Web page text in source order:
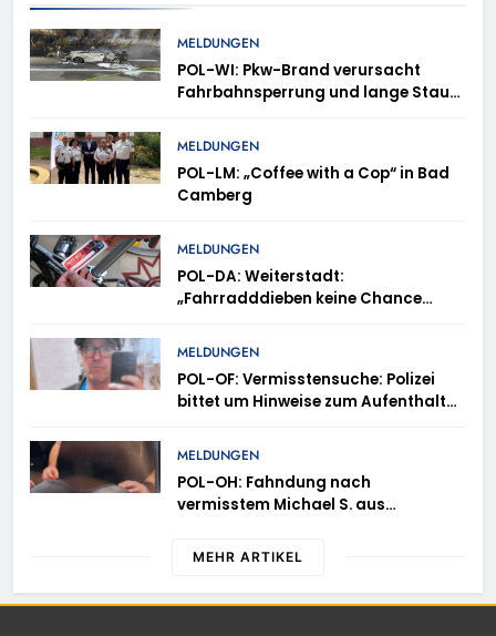
MELDUNGEN
POL-WI: Pkw-Brand verursacht
Fahrbahnsperrung und lange Staus
MELDUNGEN
POL-LM: „Coffee with a Cop“ in Bad
Camberg
MELDUNGEN
POL-DA: Weiterstadt:
„Fahrradddieben keine Chance
Anmeldung erforderlich
MELDUNGEN
POL-OF: Vermisstensuche: Polizei
bittet um Hinweise zum Aufenthalt
MELDUNGEN
POL-OH: Fahndung nach
vermisstem Michael S. aus
MEHR ARTIKEL